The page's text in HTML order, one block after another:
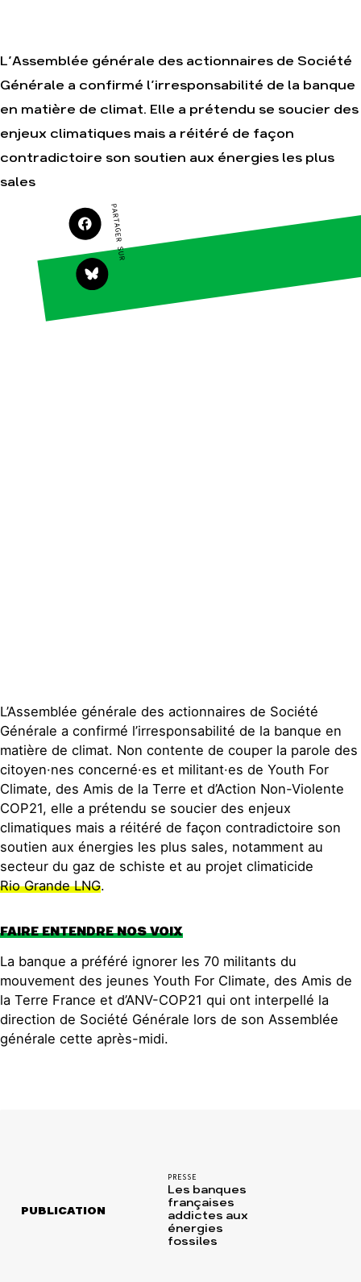
Agir
S'engager sur le
terrain
campagnes
Transmettre tout
ou partie de son
patrimoine
Télécharger
gratuitement les
citoyens
Nos
thématiques
Climat – Énergie
Surproduction
Multinationales
L’Assemblée générale des actionnaires de Société
Générale a confirmé l’irresponsabilité de la banque
en matière de climat. Elle a prétendu se soucier des
enjeux climatiques mais a réitéré de façon
contradictoire son soutien aux énergies les plus
sales
PARTAGER SUR
L’Assemblée générale des actionnaires de Société
Générale a confirmé l’irresponsabilité de la banque en
matière de climat. Non contente de couper la parole des
citoyen·nes concerné·es et militant·es de Youth For
Climate, des Amis de la Terre et d’Action Non-Violente
COP21, elle a prétendu se soucier des enjeux
climatiques mais a réitéré de façon contradictoire son
soutien aux énergies les plus sales, notamment au
secteur du gaz de schiste et au projet climaticide
Rio Grande LNG.
FAIRE ENTENDRE NOS VOIX
La banque a préféré ignorer les 70 militants du
mouvement des jeunes Youth For Climate, des Amis de
la Terre France et d’ANV-COP21 qui ont interpellé la
direction de Société Générale lors de son Assemblée
générale cette après-midi.
PUBLICATION
PRESSE
Les banques
françaises
addictes aux
énergies
fossiles